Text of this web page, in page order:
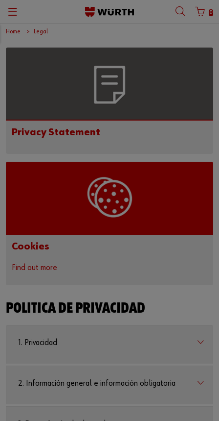
0
Home Legal
Privacy Statement
Cookies
Find out more
POLITICA DE PRIVACIDAD
1. Privacidad
2. Información general e información obligatoria